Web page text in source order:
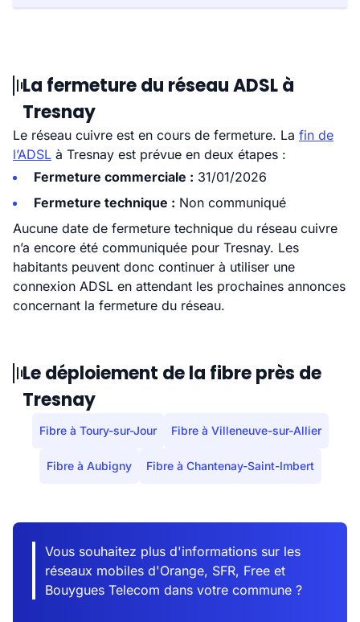
La fermeture du réseau ADSL à
Tresnay
Le réseau cuivre est en cours de fermeture. La fin de
l’ADSL à Tresnay est prévue en deux étapes :
Fermeture commerciale : 31/01/2026
Fermeture technique : Non communiqué
Aucune date de fermeture technique du réseau cuivre
n’a encore été communiquée pour Tresnay. Les
habitants peuvent donc continuer à utiliser une
connexion ADSL en attendant les prochaines annonces
concernant la fermeture du réseau.
Le déploiement de la fibre près de
Tresnay
Fibre à Toury-sur-Jour Fibre à Villeneuve-sur-Allier
Fibre à Aubigny Fibre à Chantenay-Saint-Imbert
Vous souhaitez plus d'informations sur les
réseaux mobiles d'Orange, SFR, Free et
Bouygues Telecom dans votre commune ?